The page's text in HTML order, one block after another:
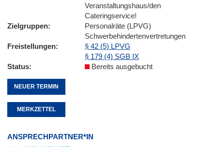
Veranstaltungshaus/den
Cateringservice!
Zielgruppen
Personalräte (LPVG)
Schwerbehindertenvertretungen
Freistellungen
§ 42 (5) LPVG
§ 179 (4) SGB IX
Status
Bereits ausgebucht
NEUER TERMIN
MERKZETTEL
ANSPRECHPARTNER*IN